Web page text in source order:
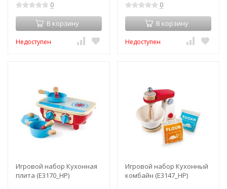
0
В корзину
Недоступен
0
В корзину
Недоступен
Игровой набор Кухонная
плита (E3170_HP)
Игровой набор Кухонный
комбайн (E3147_HP)